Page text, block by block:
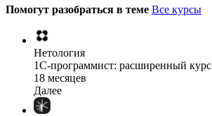
Помогут разобраться в теме Все курсы
Нетология
1C-программист: расширенный курс
18 месяцев
Далее